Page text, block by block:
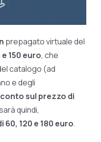
prepagato virtuale del
150 euro, che
catalogo (ad
e degli
sul prezzo di
quindi,
60, 120 e 180 euro.